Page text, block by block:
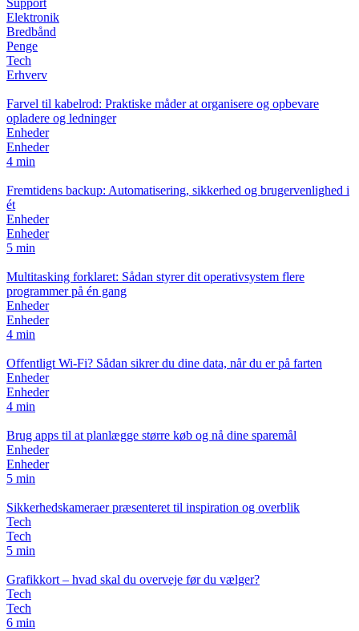
Elektronik
Bredbånd
Penge
Tech
Erhverv
Farvel til kabelrod: Praktiske måder at organisere og opbevare
opladere og ledninger
Enheder
Enheder
4 min
Fremtidens backup: Automatisering, sikkerhed og brugervenlighed i
ét
Enheder
Enheder
5 min
Multitasking forklaret: Sådan styrer dit operativsystem flere
programmer på én gang
Enheder
Enheder
4 min
Offentligt Wi-Fi? Sådan sikrer du dine data, når du er på farten
Enheder
Enheder
4 min
Brug apps til at planlægge større køb og nå dine sparemål
Enheder
Enheder
5 min
Sikkerhedskameraer præsenteret til inspiration og overblik
Tech
Tech
5 min
Grafikkort – hvad skal du overveje før du vælger?
Tech
Tech
6 min